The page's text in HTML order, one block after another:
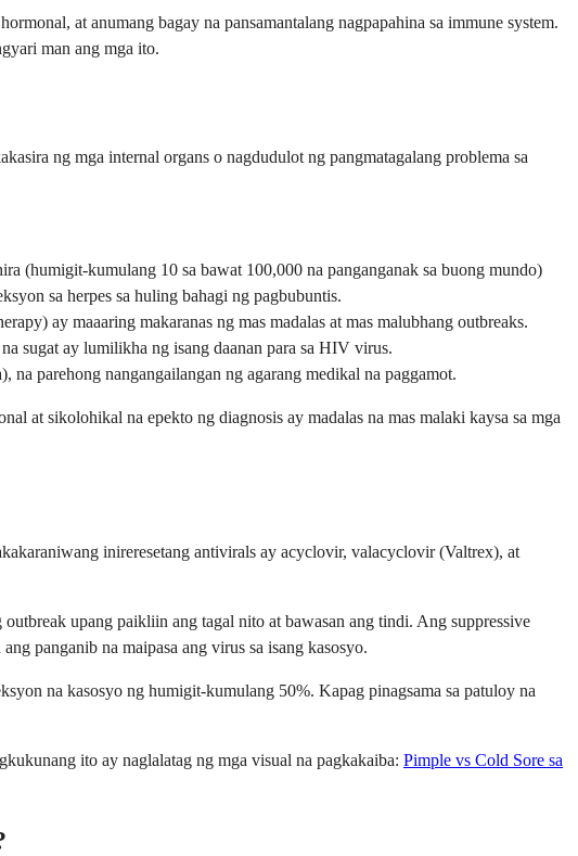
at anumang bagay na pansamantalang nagpapahina sa immune system.
man ang mga ito.
ng mga internal organs o nagdudulot ng pangmatagalang problema sa
(humigit-kumulang 10 sa bawat 100,000 na panganganak sa buong mundo)
sa herpes sa huling bahagi ng pagbubuntis.
ay maaaring makaranas ng mas madalas at mas malubhang outbreaks.
sugat ay lumilikha ng isang daanan para sa HIV virus.
parehong nangangailangan ng agarang medikal na paggamot.
at sikolohikal na epekto ng diagnosis ay madalas na mas malaki kaysa sa mga
inireresetang antivirals ay acyclovir, valacyclovir (Valtrex), at
upang paikliin ang tagal nito at bawasan ang tindi. Ang suppressive
panganib na maipasa ang virus sa isang kasosyo.
na kasosyo ng humigit-kumulang 50%. Kapag pinagsama sa patuloy na
ito ay naglalatag ng mga visual na pagkakaiba: Pimple vs Cold Sore sa